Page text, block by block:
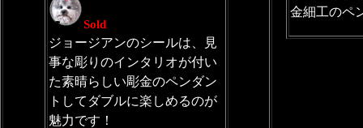
Sold
ジョージアンのシールは、見
事な彫りのインタリオが付い
た素晴らしい彫金のペンダン
トしてダブルに楽しめるのが
魅力です！
金細工のペ